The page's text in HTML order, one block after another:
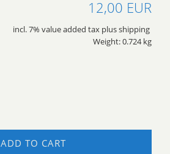
12,00 EUR
incl. 7% value added tax plus shipping
Weight: 0.724 kg
ADD TO CART